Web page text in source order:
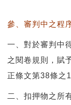
參、審判中之程
一、對於審判中
之閱卷規則，賦
正條文第38條之1
二、扣押物之所